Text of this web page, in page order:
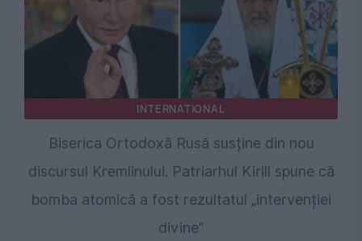
INTERNATIONAL
Biserica Ortodoxă Rusă susține din nou
discursul Kremlinului. Patriarhul Kirill spune că
bomba atomică a fost rezultatul „intervenției
divine”